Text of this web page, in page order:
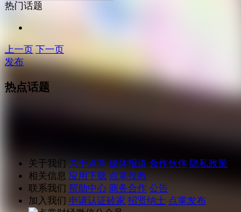
热门话题
上一页 下一页
发布
热点话题
关于我们 关于点掌 媒体报道 合作伙伴 隐私政策
相关信息 应用下载 点掌投教
联系我们 帮助中心 商务合作 公告
加入我们 申请认证砖家 招贤纳士 点掌发布